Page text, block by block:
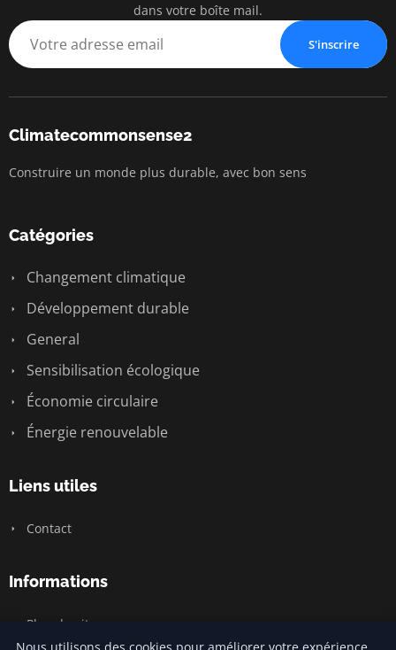
dans votre boîte mail.
S'inscrire
Climatecommonsense2
Construire un monde plus durable, avec bon sens
Catégories
Changement climatique
Développement durable
General
Sensibilisation écologique
Économie circulaire
Énergie renouvelable
Liens utiles
Contact
Informations
Plan du site